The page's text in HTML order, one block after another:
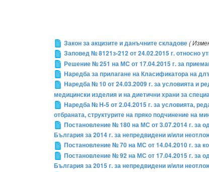
Закон за акцизите и данъчните складове(
Заповед № 8121з-212 от 24.02.2015 г. относно
Решение № 251 на МС от 17.04.2015 г. за
Наредба за прилагане на Класификатора на
Наредба № 10 от 24.03.2009 г. за условията и
медицински изделия и на диетични храни за
Наредба № Н-5 от 2.04.2015 г. за условията,
отбраната, структурите на пряко подчинение на
Постановление № 180 на МС от 3.07.2014 г. за
България за 2014 г. за непредвидени и/или
Постановление № 70 на МС от 14.04.2010 г. за
Постановление № 92 на МС от 17.04.2015 г. за
България за 2015 г. за непредвидени и/или